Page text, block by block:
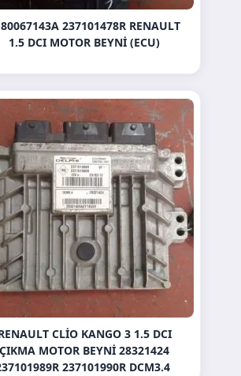
237101478R RENAULT
1.5 DCI MOTOR BEYNI (ECU)
CLIO KANGO 3 1.5 DCI
ÇIKMA MOTOR BEYNI 28321424
237101990R DCM3.4